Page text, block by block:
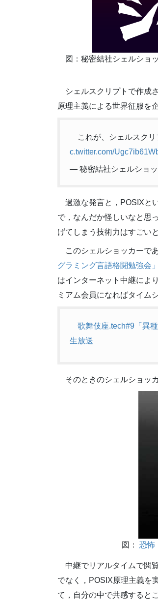
秘密結社シェルショ
シェルスクリプトで作成
原理主義による世界征服を
これが、シェルスク
c.twitter.com/
— 秘密結社シェルショ
過激な発言と，POSIXと
で，なんだか怪しいなと思
げてしまう技術力はすごい
このシェルショッカーで
グラミング言語格闘勉強会」
はインターネット中継によ
ミアム会員になればタイム
歌舞伎座.tech#9「異
生放送
そのときのシェルショッ
恐怖
中継でリアルタイムで閲
でなく，POSIX原理主義を
て，自分の中で共感すると